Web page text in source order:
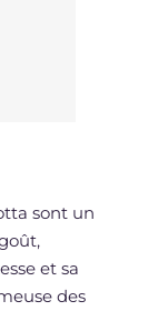
sont un
et sa
des